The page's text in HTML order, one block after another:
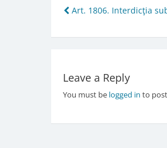
Post
navigation
Art. 1806. Interdicţia
Leave a Reply
You must be logged in to